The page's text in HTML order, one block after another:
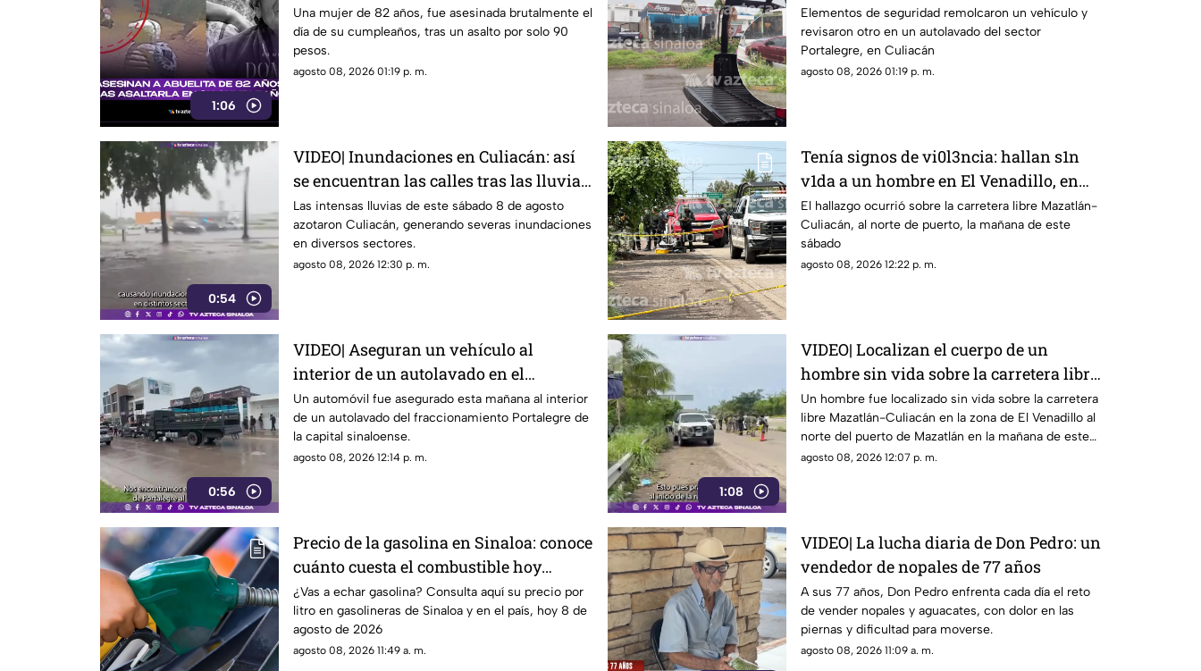
1:06
su cumpleaños
Una mujer de 82 años, fue asesinada brutalmente el
día de su cumpleaños, tras un asalto por solo 90
pesos.
agosto 08, 2026 01:19 p. m.
Elementos de seguridad remolcaron un vehículo y
revisaron otro en un autolavado del sector
Portalegre, en Culiacán
agosto 08, 2026 01:19 p. m.
0:54
VIDEO| Inundaciones en Culiacán: así
se encuentran las calles tras las lluvias
de hoy, sábado 8 de agosto
Las intensas lluvias de este sábado 8 de agosto
azotaron Culiacán, generando severas inundaciones
en diversos sectores.
agosto 08, 2026 12:30 p. m.
Tenía signos de vi0l3ncia: hallan s1n
v1da a un hombre en El Venadillo, en
Mazatlán
El hallazgo ocurrió sobre la carretera libre Mazatlán-
Culiacán, al norte de puerto, la mañana de este
sábado
agosto 08, 2026 12:22 p. m.
0:56
VIDEO| Aseguran un vehículo al
interior de un autolavado en el
fraccionamiento Portalegre, en
Culiacán
Un automóvil fue asegurado esta mañana al interior
de un autolavado del fraccionamiento Portalegre de
la capital sinaloense.
agosto 08, 2026 12:14 p. m.
1:08
VIDEO| Localizan el cuerpo de un
hombre sin vida sobre la carretera libre
en El Venadillo, Mazatlán
Un hombre fue localizado sin vida sobre la carretera
libre Mazatlán-Culiacán en la zona de El Venadillo al
norte del puerto de Mazatlán en la mañana de este
sábado.
agosto 08, 2026 12:07 p. m.
Precio de la gasolina en Sinaloa: conoce
cuánto cuesta el combustible hoy
sábado 8 de agosto
¿Vas a echar gasolina? Consulta aquí su precio por
litro en gasolineras de Sinaloa y en el país, hoy 8 de
agosto de 2026
agosto 08, 2026 11:49 a. m.
VIDEO| La lucha diaria de Don Pedro: un
vendedor de nopales de 77 años
A sus 77 años, Don Pedro enfrenta cada día el reto
de vender nopales y aguacates, con dolor en las
piernas y dificultad para moverse.
agosto 08, 2026 11:09 a. m.